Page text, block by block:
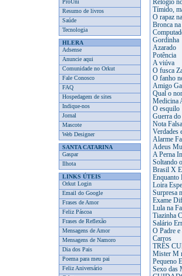
ProUni
Resumo de livros
Saúde
Tecnologia
HLERA
Adsense
Anuncie aqui
Comunidade no Orkut
Fale Conosco
FAQ
Hospedagem de sites
Indique-nos
Jornal
Mascote
Web Designer
SANTA CATARINA
Gaspar
Ilhota
LINKS ÚTEIS
Orkut Login
Email do Google
Frases de Amor
Feliz Páscoa
Frases de Reflexão
Mensagens de Amor
Mensagens de Namoro
Dia dos Pais
Poema para meu pai
Feliz Aniversário
Relógio
Tímido,
O rapaz
Bronca na
Gordinha
Azarado
Potência
A viúva
O fusca
O fanho
Amigo
Qual o
Medicina
O esquilo
Guerra
Nota Falsa
Verdades
Alarme
Adeus
A Perna
Soltando
Brasil X
Enquanto
Loira
Surpresa
Exame
Lula na
Tiazinha
Salário
O Padre e
Carros
TRÊS
Mister M
Pequeno
Sexo das